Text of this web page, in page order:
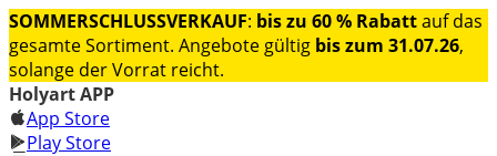
SOMMERSCHLUSSVERKAUF: bis zu 60 % Rabattauf das
gesamte Sortiment. Angebote gültig bis zum 31.07.26,
solange der Vorrat reicht.
Holyart APP
App Store
Play Store